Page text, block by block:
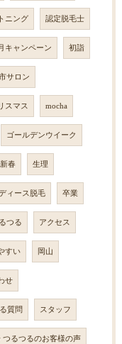
ニング 認定脱毛士
キャンペーン 初詣
サロン
スマス mocha
ゴールデンウイーク
新春 生理
ィース脱毛 卒業
つる アクセス
すい 岡山
せ
質問 スタッフ
つるつるのお客様の声